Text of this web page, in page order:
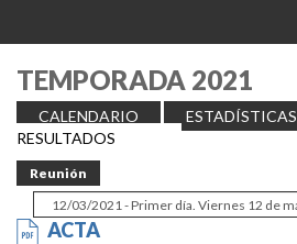
TEMPORADA 2021
CALENDARIO ESTADÍSTICAS
RESULTADOS
Reunión
ACTA